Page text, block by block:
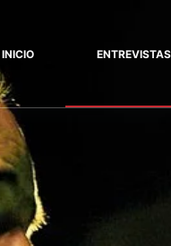
INICIO ENTREVISTAS